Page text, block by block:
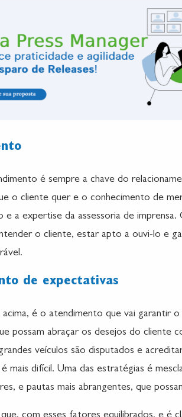
é sempre a chave do
o cliente quer e o conhecimento de
e a expertise da assessoria de
o cliente, estar apto a ouvi-lo e
de expectativas
é o atendimento que vai garantir
possam abraçar os desejos do cliente
veículos são disputados e
mais difícil. Uma das estratégias é
e pautas mais abrangentes, que